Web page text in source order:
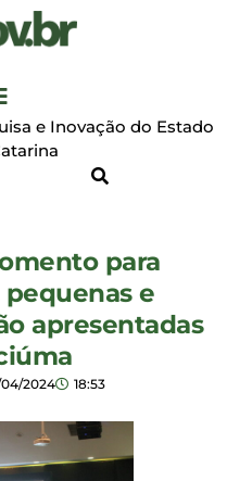
e Inovação do Estado
para
e
apresentadas
04/2024 18:53